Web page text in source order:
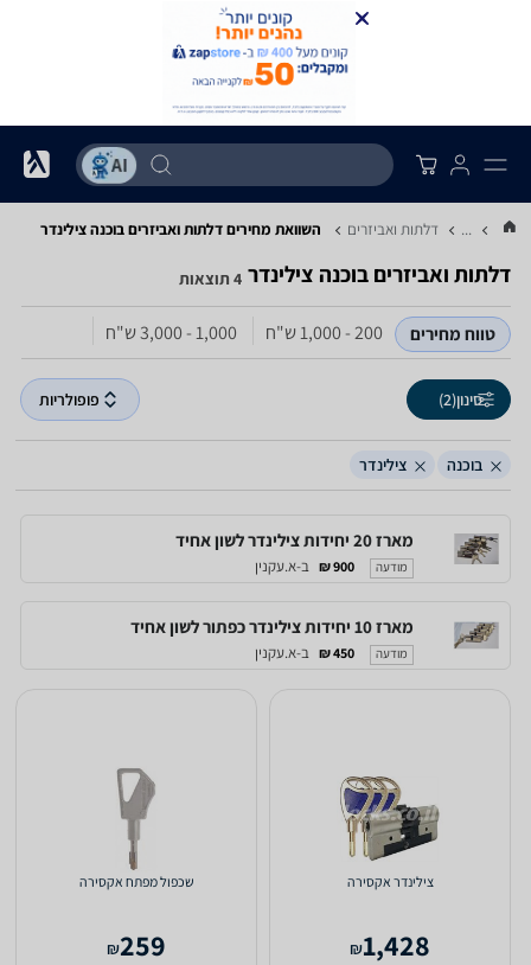
... דלתות ואביזרים השוואת מחירים דלתות ואביזרים ‏בוכנה ‏צילינדר
דלתות ואביזרים ‏בוכנה ‏צילינדר 4 תוצאות
טווח מחירים 200 - 1,000‏ ש"ח 1,000 - 3,000‏ ש"ח
סינון(2) פופולריות
בוכנה צילינדר
מארז 20 יחידות צילינדר לשון אחיד
מודעה 900 ₪ ב-א.עקנין
מארז 10 יחידות צילינדר כפתור לשון אחיד
מודעה 450 ₪ ב-א.עקנין
צילינדר אקסירה
1,428
₪
שכפול מפתח אקסירה
259
₪